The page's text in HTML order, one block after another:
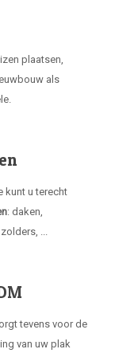
plaatsen,
als
kunt u terecht
: daken,
...
tevens voor de
van uw plak